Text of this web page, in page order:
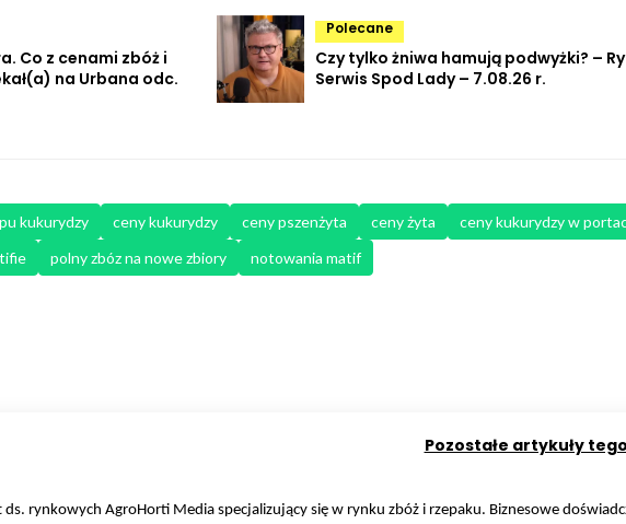
Co z cenami zbóż i
na Urbana odc.
Polecane
Czy tylko żniwa hamują podwyżki? –
Serwis Spod Lady – 7.08.26 r.
kukurydzy ceny kukurydzy ceny pszenżyta ceny żyta
ceny kukurydzy w
polny zbóz na nowe zbiory notowania matif
rynkowych AgroHorti Media specjalizujący się w rynku zbóż i rzepaku. Biznesowe
Pozostałe artykuły